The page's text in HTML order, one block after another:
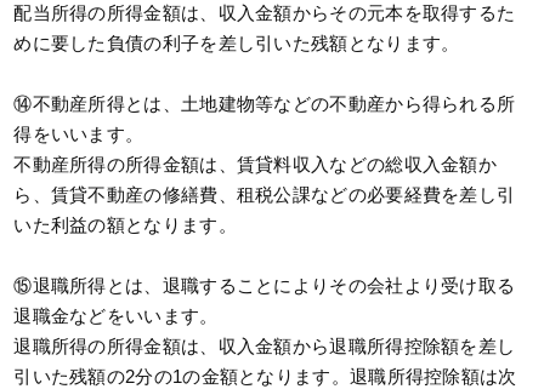
配当所得の所得金額は、収入金額からその元本を取得するた
めに要した負債の利子を差し引いた残額となります。
⑭不動産所得とは、土地建物等などの不動産から得られる所
得をいいます。
不動産所得の所得金額は、賃貸料収入などの総収入金額か
ら、賃貸不動産の修繕費、租税公課などの必要経費を差し引
いた利益の額となります。
⑮退職所得とは、退職することによりその会社より受け取る
退職金などをいいます。
退職所得の所得金額は、収入金額から退職所得控除額を差し
引いた残額の2分の1の金額となります。退職所得控除額は次